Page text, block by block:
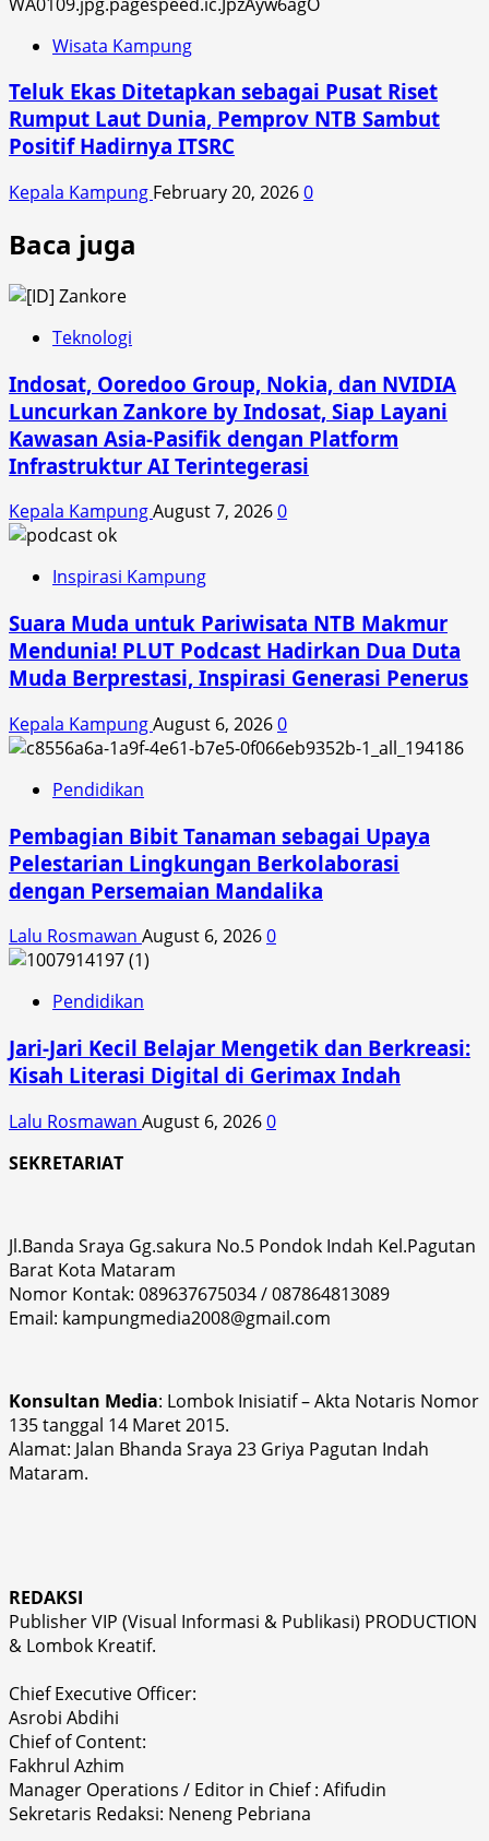
Wisata Kampung
Teluk Ekas Ditetapkan sebagai Pusat Riset
Rumput Laut Dunia, Pemprov NTB Sambut
Positif Hadirnya ITSRC
Kepala Kampung February 20, 20260
Baca juga
Teknologi
Indosat, Ooredoo Group, Nokia, dan NVIDIA
Luncurkan Zankore by Indosat, Siap Layani
Kawasan Asia-Pasifik dengan Platform
Infrastruktur AI Terintegerasi
Kepala KampungAugust 7, 20260
Inspirasi Kampung
Suara Muda untuk Pariwisata NTB Makmur
Mendunia! PLUT Podcast Hadirkan Dua Duta
Muda Berprestasi, Inspirasi Generasi Penerus
Kepala KampungAugust 6, 20260
Pendidikan
Pembagian Bibit Tanaman sebagai Upaya
Pelestarian Lingkungan Berkolaborasi
dengan Persemaian Mandalika
Lalu Rosmawan August 6, 20260
Pendidikan
Jari-Jari Kecil Belajar Mengetik dan Berkreasi:
Kisah Literasi Digital di Gerimax Indah
Lalu Rosmawan August 6, 20260
SEKRETARIAT
Jl.Banda Sraya Gg.sakura No.5 Pondok Indah Kel.Pagutan
Barat Kota Mataram
Nomor Kontak: 089637675034 / 087864813089
Email: kampungmedia2008@gmail.com
Konsultan Media: Lombok Inisiatif – Akta Notaris Nomor
135 tanggal 14 Maret 2015.
Alamat: Jalan Bhanda Sraya 23 Griya Pagutan Indah
Mataram.
REDAKSI
Publisher VIP (Visual Informasi & Publikasi) PRODUCTION
& Lombok Kreatif.
Chief Executive Officer:
Asrobi Abdihi
Chief of Content:
Fakhrul Azhim
Manager Operations / Editor in Chief : Afifudin
Sekretaris Redaksi: Neneng Pebriana